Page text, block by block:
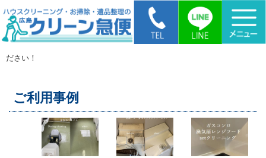
HOME > 【東広島市】事務所の床洗浄ワックス【広島市南区】レンジフ
ード・エアコンクリーニング｜定期清掃や在宅クリーニングもお任せく
ださい！
ご利用事例